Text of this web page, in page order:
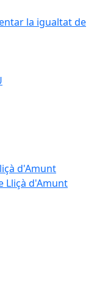
la igualtat de
d'Amunt
Lliçà d'Amunt